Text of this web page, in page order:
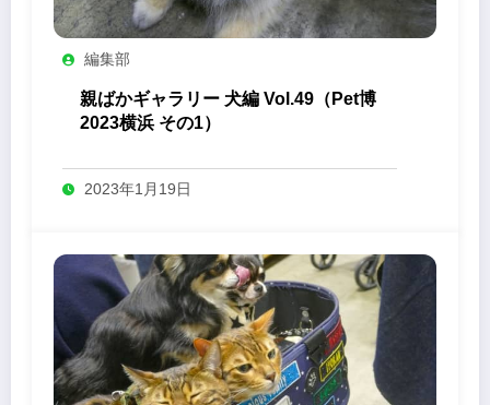
編集部
親ばかギャラリー 犬編 Vol.49（Pet博
2023横浜 その1）
2023年1月19日